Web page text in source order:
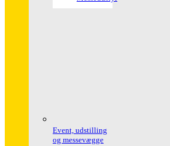
Event, udstilling
og messevægge